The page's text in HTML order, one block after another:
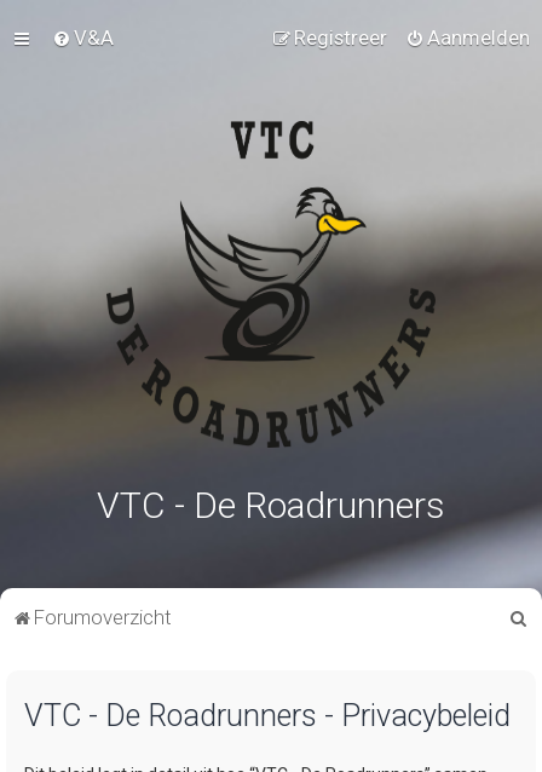
V&A Aanmelden
Registreer
VTC - De Roadrunners
Forumoverzicht
VTC - De Roadrunners - Privacybeleid